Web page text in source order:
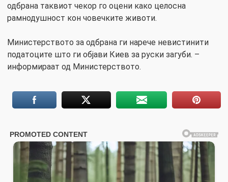
одбрана таквиот чекор го оцени како целосна
рамнодушност кон човечките животи.
Министерството за одбрана ги нарече невистинити
податоците што ги објави Киев за руски загуби. –
информираат од Министерството.